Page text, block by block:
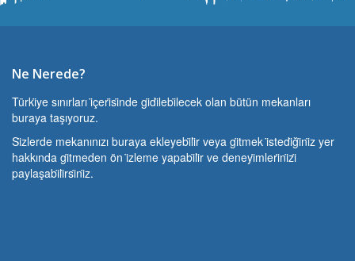
Ne Nerede?
Türki̇ye sınırları i̇çeri̇si̇nde gi̇di̇lebi̇lecek olan bütün mekanları
buraya taşıyoruz.
Si̇zlerde mekanınızı buraya ekleyebi̇li̇r veya gi̇tmek i̇stedi̇ği̇ni̇z yer
hakkında gi̇tmeden ön i̇zleme yapabi̇li̇r ve deneyi̇mleri̇ni̇zi̇
paylaşabi̇li̇rsi̇ni̇z.